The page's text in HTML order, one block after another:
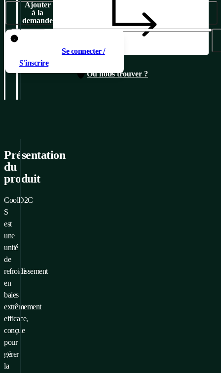
Ajouté à la demande
Ajouter
à la
demande
panier, il fautSe connecter /
S'inscrire
Où nous trouver ?
Présentation
du
produit
CoolD2C
S
est
une
unité
de
refroidissement
en
baies
extrêmement
efficace,
conçue
pour
gérer
la